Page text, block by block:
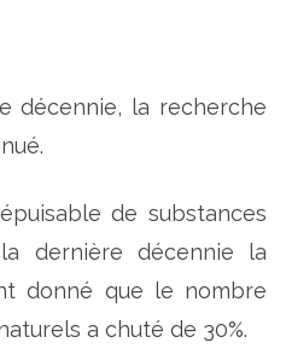
décennie, la recherche
de substances
dernière décennie la
donné que le nombre
a chuté de 30%.